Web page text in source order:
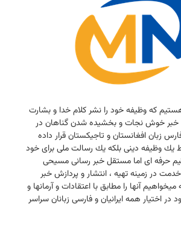
كه وظیفه خود را نشر كلام خدا و بشارت
خبر خوش نجات و بخشیده شدن گناهان در
زبان افغانستان و تاجیكستان قرار داده
یك وظیفه دینی بلكه یك رسالت ملی برای خود
حرفه ای اما مستقل خبر رسانی مسیحی
در زمینه تهیه ، انتشار و پردازش خبر
آنها را مطابق با اعتقادات و آرمانها و
اختیار همه ایرانیان و فارسی زبانان سراسر